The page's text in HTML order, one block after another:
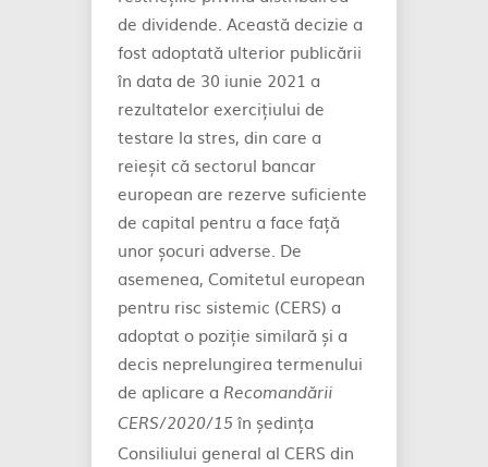
de dividende. Această decizie a
fost adoptată ulterior publicării
în data de 30 iunie 2021 a
rezultatelor exercițiului de
testare la stres, din care a
reieșit că sectorul bancar
european are rezerve suficiente
de capital pentru a face față
unor șocuri adverse. De
asemenea, Comitetul european
pentru risc sistemic (CERS) a
adoptat o poziție similară și a
decis neprelungirea termenului
de aplicare a Recomandării
CERS/2020/15 în ședința
Consiliului general al CERS din